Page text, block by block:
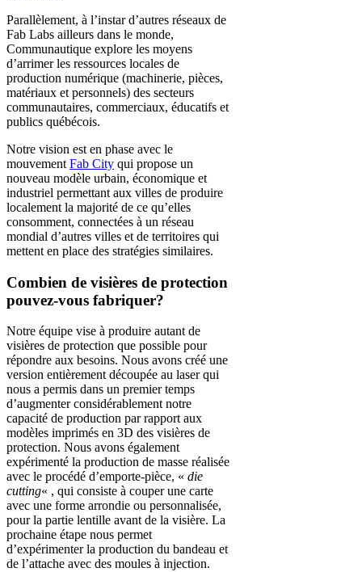
Parallèlement, à l’instar d’autres réseaux de
Fab Labs ailleurs dans le monde,
Communautique explore les moyens
d’arrimer les ressources locales de
production numérique (machinerie, pièces,
matériaux et personnels) des secteurs
communautaires, commerciaux, éducatifs et
publics québécois.
Notre vision est en phase avec le
mouvement Fab City qui propose un
nouveau modèle urbain, économique et
industriel permettant aux villes de produire
localement la majorité de ce qu’elles
consomment, connectées à un réseau
mondial d’autres villes et de territoires qui
mettent en place des stratégies similaires.
Combien de visières de protection
pouvez-vous fabriquer?
Notre équipe vise à produire autant de
visières de protection que possible pour
répondre aux besoins. Nous avons créé une
version entièrement découpée au laser qui
nous a permis dans un premier temps
d’augmenter considérablement notre
capacité de production par rapport aux
modèles imprimés en 3D des visières de
protection. Nous avons également
expérimenté la production de masse réalisée
avec le procédé d’emporte-pièce, « die
cutting« , qui consiste à couper une carte
avec une forme arrondie ou personnalisée,
pour la partie lentille avant de la visière. La
prochaine étape nous permet
d’expérimenter la production du bandeau et
de l’attache avec des moules à injection.